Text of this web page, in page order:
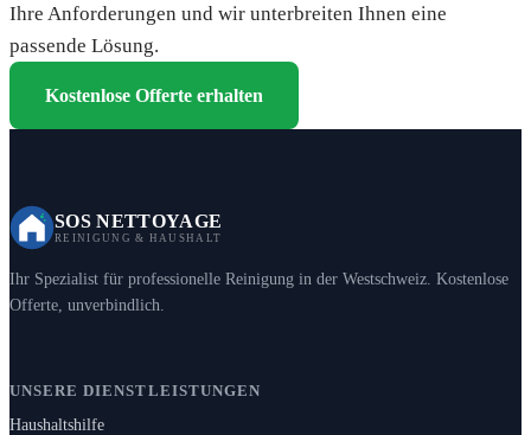
Ihre Anforderungen und wir unterbreiten Ihnen eine
passende Lösung.
Kostenlose Offerte erhalten
SOS NETTOYAGE
REINIGUNG & HAUSHALT
Ihr Spezialist für professionelle Reinigung in der Westschweiz. Kostenlose
Offerte, unverbindlich.
UNSERE DIENSTLEISTUNGEN
Haushaltshilfe